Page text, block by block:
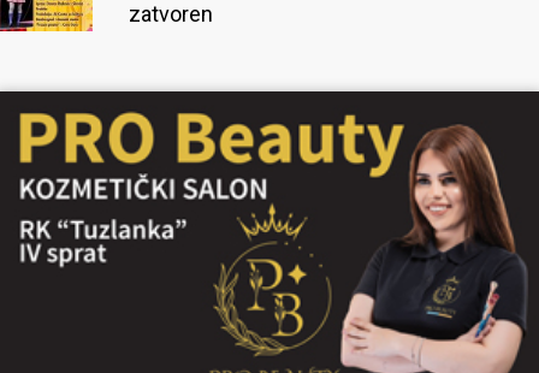
zatvoren